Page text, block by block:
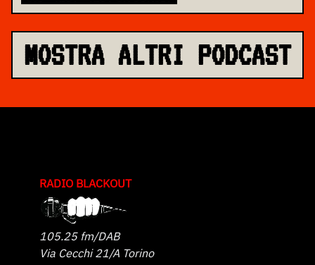
MOSTRA ALTRI PODCAST
RADIO BLACKOUT
105.25 fm/DAB
Via Cecchi 21/A Torino